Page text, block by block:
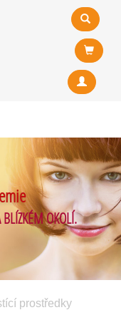
BLÍZKÉM OKOLÍ.
prostředky